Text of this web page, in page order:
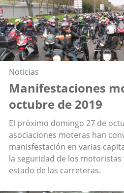
Noticias
Manifestaciones
octubre de 2019
El próximo domingo 27 de
asociaciones moteras han
manisfestación en varias
la seguridad de los motoristas
estado de las carreteras.